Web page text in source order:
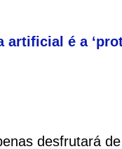
é a
desfrutará